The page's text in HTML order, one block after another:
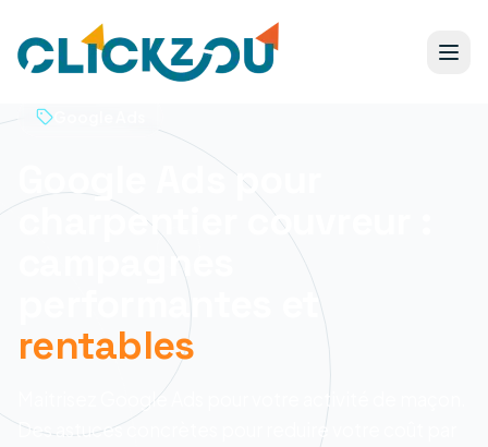
Google Ads pour
charpentier couvreur :
campagnes
performantes et
rentables
Maitrisez Google Ads pour votre activité de maçon.
Des astuces concrètes pour reduire votre coût par